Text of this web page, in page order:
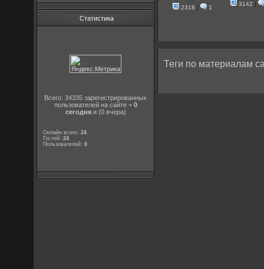
Статистика
Всего: 34335 зарегистрированных
пользователей на сайте + 0
сегодняи (0 вчера)
Онлайн всего:24
Гостей:24
Пользователей:0
2318 | 1
3142 |
Теги по материалам